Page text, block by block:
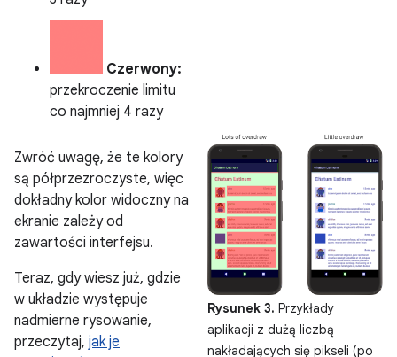
Czerwony:
przekroczenie limitu
co najmniej 4 razy
Zwróć uwagę, że te kolory
są półprzezroczyste, więc
dokładny kolor widoczny na
ekranie zależy od
zawartości interfejsu.
Teraz, gdy wiesz już, gdzie
w układzie występuje
nadmierne rysowanie,
przeczytaj, jak je
Rysunek 3. Przykłady
aplikacji z dużą liczbą
nakładających się pikseli (po